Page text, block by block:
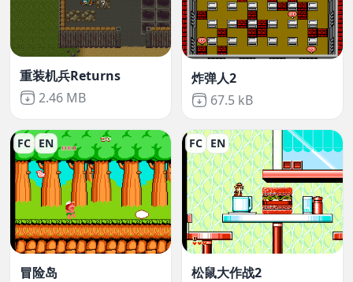
重装机兵Returns
Not downloaded
2.46 MB
炸弹人2
Not downloaded
67.5 kB
FC EN
冒险岛
FC EN
松鼠大作战2